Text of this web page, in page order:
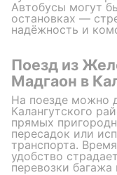
Автобусы могут
остановках —
надёжность и
Поезд из
Мадгаон в
На поезде можно
Калангутского
прямых
пересадок или
транспорта.
удобство
перевозки